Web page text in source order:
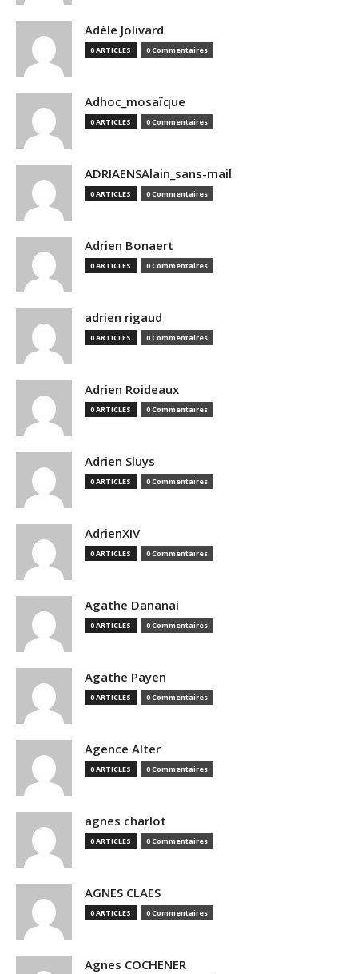
Adèle Jolivard
0 ARTICLES 0 Commentaires
Adhoc_mosaïque
0 ARTICLES 0 Commentaires
ADRIAENSAlain_sans-mail
0 ARTICLES 0 Commentaires
Adrien Bonaert
0 ARTICLES 0 Commentaires
adrien rigaud
0 ARTICLES 0 Commentaires
Adrien Roideaux
0 ARTICLES 0 Commentaires
Adrien Sluys
0 ARTICLES 0 Commentaires
AdrienXIV
0 ARTICLES 0 Commentaires
Agathe Dananai
0 ARTICLES 0 Commentaires
Agathe Payen
0 ARTICLES 0 Commentaires
Agence Alter
0 ARTICLES 0 Commentaires
agnes charlot
0 ARTICLES 0 Commentaires
AGNES CLAES
0 ARTICLES 0 Commentaires
Agnes COCHENER